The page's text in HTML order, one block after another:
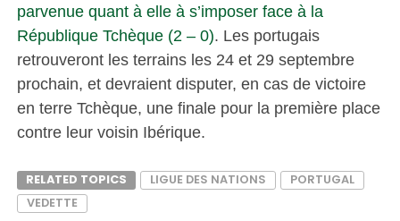
parvenue quant à elle à s’imposer face à la
République Tchèque (2 – 0). Les portugais
retrouveront les terrains les 24 et 29 septembre
prochain, et devraient disputer, en cas de victoire
en terre Tchèque, une finale pour la première place
contre leur voisin Ibérique.
RELATED TOPICS LIGUE DES NATIONS
PORTUGAL
VEDETTE